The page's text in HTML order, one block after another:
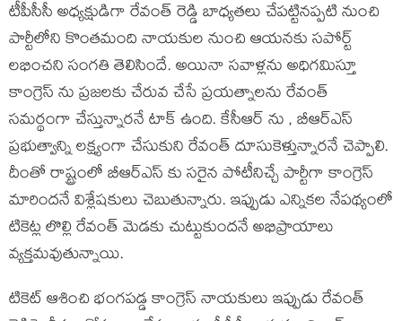
టీపీసీసీ అధ్యక్షుడిగా రేవంత్ రెడ్డి బాధ్యతలు చేపట్టినప్పటి నుంచి
పార్టీలోని కొంతమంది నాయకుల నుంచి ఆయనకు సపోర్ట్
లభించని సంగతి తెలిసిందే. అయినా సవాళ్లను అధిగమిస్తూ
కాంగ్రెస్ ను ప్రజలకు చేరువ చేసే ప్రయత్నాలను రేవంత్
సమర్థంగా చేస్తున్నారనే టాక్ ఉంది. కేసీఆర్ ను , బీఆర్ఎస్
ప్రభుత్వాన్ని లక్ష్యంగా చేసుకుని రేవంత్ దూసుకెళ్తున్నారనే చెప్పాలి.
దీంతో రాష్ట్రంలో బీఆర్ఎస్ కు సరైన పోటీనిచ్చే పార్టీగా కాంగ్రెస్
మారిందనే విశ్లేషకులు చెబుతున్నారు. ఇప్పుడు ఎన్నికల నేపథ్యంలో
టికెట్ల లొల్లి రేవంత్ మెడకు చుట్టుకుందనే అభిప్రాయాలు
వ్యక్తమవుతున్నాయి.
టికెట్ ఆశించి భంగపడ్డ కాంగ్రెస్ నాయకులు ఇప్పుడు రేవంత్